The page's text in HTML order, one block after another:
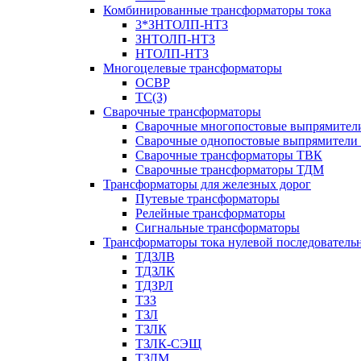
Комбинированные трансформаторы тока
3*ЗНТОЛП-НТЗ
ЗНТОЛП-НТЗ
НТОЛП-НТЗ
Многоцелевые трансформаторы
ОСВР
ТС(З)
Сварочные трансформаторы
Сварочные многопостовые
Сварочные однопостовые
Сварочные трансформаторы ТВК
Сварочные трансформаторы ТДМ
Трансформаторы для железных дорог
Путевые трансформаторы
Релейные трансформаторы
Сигнальные трансформаторы
Трансформаторы тока нулевой
ТДЗЛВ
ТДЗЛК
ТДЗРЛ
ТЗЗ
ТЗЛ
ТЗЛК
ТЗЛК-СЭЩ
ТЗЛМ